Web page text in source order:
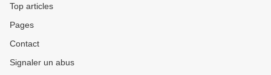
Top articles
Pages
Contact
Signaler un abus